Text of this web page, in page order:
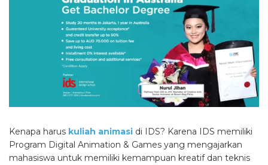
Kenapa harus kuliah animasi di IDS? Karena IDS memiliki
Program Digital Animation & Games yang mengajarkan
mahasiswa untuk memiliki kemampuan kreatif dan teknis